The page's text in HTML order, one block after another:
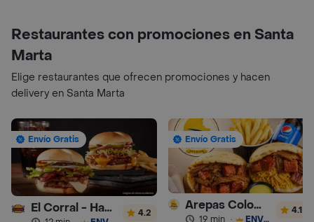
Restaurantes con promociones en Santa
Marta
Elige restaurantes que ofrecen promociones y hacen
delivery en Santa Marta
Envío Gratis
El Corral - Hamburguesa 4.2
Envío Gratis
Arepas Colombianas Premium
19 min · ENVÍO GRATIS
4.1